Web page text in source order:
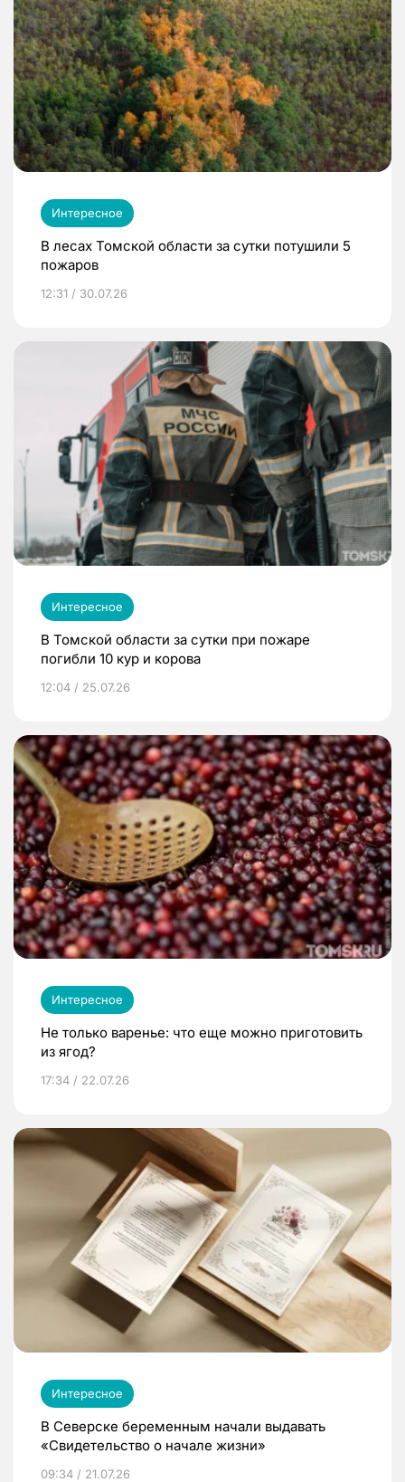
Интересное
В лесах Томской области за сутки потушили 5
пожаров
12:31 / 30.07.26
Интересное
В Томской области за сутки при пожаре
погибли 10 кур и корова
12:04 / 25.07.26
Интересное
Не только варенье: что еще можно приготовить
из ягод?
17:34 / 22.07.26
Интересное
В Северске беременным начали выдавать
«Свидетельство о начале жизни»
09:34 / 21.07.26